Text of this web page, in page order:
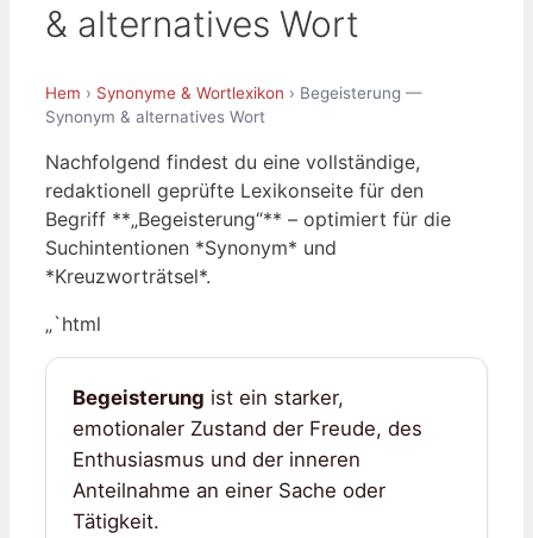
& alternatives Wort
Hem › Synonyme & Wortlexikon › Begeisterung —
Synonym & alternatives Wort
Nachfolgend findest du eine vollständige,
redaktionell geprüfte Lexikonseite für den
Begriff **„Begeisterung“** – optimiert für die
Suchintentionen *Synonym* und
*Kreuzworträtsel*.
„`html
Begeisterung ist ein starker,
emotionaler Zustand der Freude, des
Enthusiasmus und der inneren
Anteilnahme an einer Sache oder
Tätigkeit.